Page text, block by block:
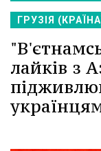
ГРУЗІЯ
лайків з